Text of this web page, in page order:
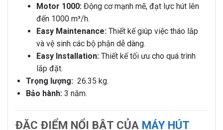
Motor 1000:Động cơ mạnh mẽ, đạt lực hút lên
đến 1000 m³/h.
Easy Maintenance:Thiết kế giúp việc tháo lắp
và vệ sinh các bộ phận dễ dàng.
Easy Installation:Thiết kế tối ưu cho quá trình
lắp đặt.
Trọng lượng:26.35 kg.
Bảo hành:3 năm.
ĐẶC ĐIỂM NỔI BẬT CỦA MÁY HÚT